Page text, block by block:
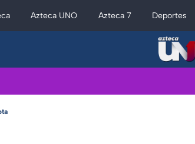
Azteca UNO Azteca 7 Deportes